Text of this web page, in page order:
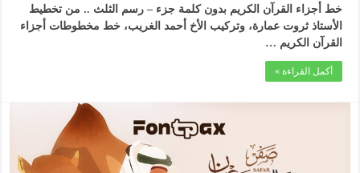
خط أجزاء القرآن الكريم بدون كلمة جزء – رسم الثلث .. من تخطيط
الأستاذ ثروت عمارة، وتركيب الأخ أحمد الغريب، خط مخطوطات أجزاء
القرآن الكريم …
أكمل القراءة »